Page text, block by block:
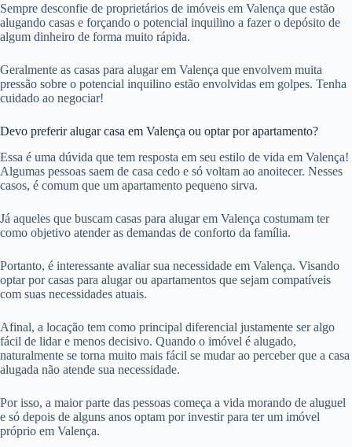
Sempre desconfie de proprietários de imóveis em Valença que estão
alugando casas e forçando o potencial inquilino a fazer o depósito de
algum dinheiro de forma muito rápida.
Geralmente as casas para alugar em Valença que envolvem muita
pressão sobre o potencial inquilino estão envolvidas em golpes. Tenha
cuidado ao negociar!
Devo preferir alugar casa em Valença ou optar por apartamento?
Essa é uma dúvida que tem resposta em seu estilo de vida em Valença!
Algumas pessoas saem de casa cedo e só voltam ao anoitecer. Nesses
casos, é comum que um apartamento pequeno sirva.
Já aqueles que buscam casas para alugar em Valença costumam ter
como objetivo atender as demandas de conforto da família.
Portanto, é interessante avaliar sua necessidade em Valença. Visando
optar por casas para alugar ou apartamentos que sejam compatíveis
com suas necessidades atuais.
Afinal, a locação tem como principal diferencial justamente ser algo
fácil de lidar e menos decisivo. Quando o imóvel é alugado,
naturalmente se torna muito mais fácil se mudar ao perceber que a casa
alugada não atende sua necessidade.
Por isso, a maior parte das pessoas começa a vida morando de aluguel
e só depois de alguns anos optam por investir para ter um imóvel
próprio em Valença.